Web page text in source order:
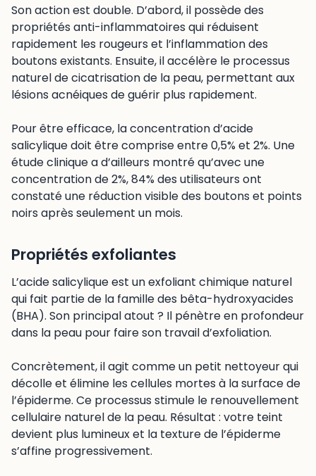
Son action est double. D’abord, il possède des
propriétés anti-inflammatoires qui réduisent
rapidement les rougeurs et l’inflammation des
boutons existants. Ensuite, il accélère le processus
naturel de cicatrisation de la peau, permettant aux
lésions acnéiques de guérir plus rapidement.
Pour être efficace, la concentration d’acide
salicylique doit être comprise entre 0,5% et 2%. Une
étude clinique a d’ailleurs montré qu’avec une
concentration de 2%, 84% des utilisateurs ont
constaté une réduction visible des boutons et points
noirs après seulement un mois.
Propriétés exfoliantes
L’acide salicylique est un exfoliant chimique naturel
qui fait partie de la famille des bêta-hydroxyacides
(BHA). Son principal atout ? Il pénètre en profondeur
dans la peau pour faire son travail d’exfoliation.
Concrètement, il agit comme un petit nettoyeur qui
décolle et élimine les cellules mortes à la surface de
l’épiderme. Ce processus stimule le renouvellement
cellulaire naturel de la peau. Résultat : votre teint
devient plus lumineux et la texture de l’épiderme
s’affine progressivement.